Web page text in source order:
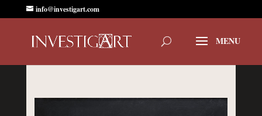
info@investigart.com